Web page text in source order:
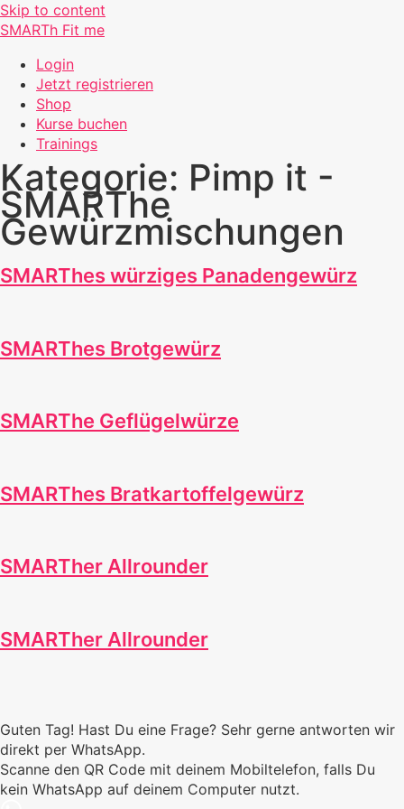
Skip to content
SMARTh Fit me
Login
Jetzt registrieren
Shop
Kurse buchen
Trainings
Kategorie: Pimp it -
SMARThe
Gewürzmischungen
SMARThes würziges Panadengewürz
SMARThes Brotgewürz
SMARThe Geflügelwürze
SMARThes Bratkartoffelgewürz
SMARTher Allrounder
SMARTher Allrounder
Guten Tag! Hast Du eine Frage? Sehr gerne antworten wir
direkt per WhatsApp.
Scanne den QR Code mit deinem Mobiltelefon, falls Du
kein WhatsApp auf deinem Computer nutzt.